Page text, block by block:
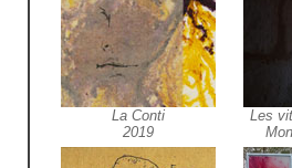
La Conti
2019
Les